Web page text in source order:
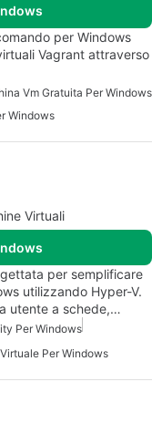
per Windows
Vagrant attraverso
Vm Gratuita Per Windows
Windows
Virtuali
per semplificare
utilizzando Hyper-V.
utente a schede,…
Per Windows
Per Windows